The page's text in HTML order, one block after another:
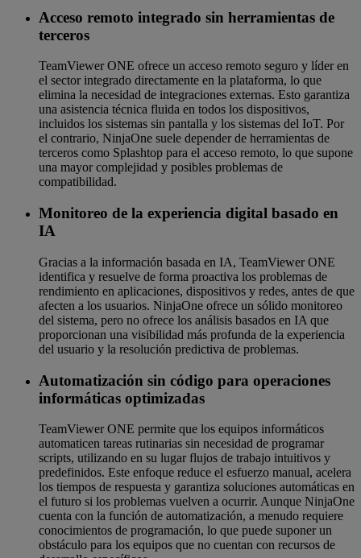
Acceso remoto integrado sin herramientas de
terceros
TeamViewer ONE ofrece un acceso remoto seguro y líder en
el sector integrado directamente en la plataforma, lo que
elimina la necesidad de integraciones externas. Esto garantiza
una asistencia técnica fluida en todos los dispositivos,
incluidos los sistemas sin pantalla y los sistemas del IoT. Por
el contrario, NinjaOne suele depender de herramientas de
terceros como Splashtop para el acceso remoto, lo que supone
una mayor complejidad y posibles problemas de
compatibilidad.
Monitoreo de la experiencia digital basado en
IA
Gracias a la información basada en IA, TeamViewer ONE
identifica y resuelve de forma proactiva los problemas de
rendimiento en aplicaciones, dispositivos y redes, antes de que
afecten a los usuarios. NinjaOne ofrece un sólido monitoreo
del sistema, pero no ofrece los análisis basados en IA que
proporcionan una visibilidad más profunda de la experiencia
del usuario y la resolución predictiva de problemas.
Automatización sin código para operaciones
informáticas optimizadas
TeamViewer ONE permite que los equipos informáticos
automaticen tareas rutinarias sin necesidad de programar
scripts, utilizando en su lugar flujos de trabajo intuitivos y
predefinidos. Este enfoque reduce el esfuerzo manual, acelera
los tiempos de respuesta y garantiza soluciones automáticas en
el futuro si los problemas vuelven a ocurrir. Aunque NinjaOne
cuenta con la función de automatización, a menudo requiere
conocimientos de programación, lo que puede suponer un
obstáculo para los equipos que no cuentan con recursos de